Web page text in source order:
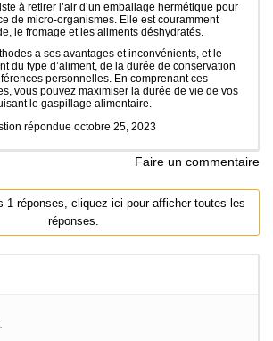
à retirer l’air d’un emballage hermétique pour
de micro-organismes. Elle est couramment
le fromage et les aliments déshydratés.
a ses avantages et inconvénients, et le
du type d’aliment, de la durée de conservation
personnelles. En comprenant ces
vous pouvez maximiser la durée de vie de vos
le gaspillage alimentaire.
répondue octobre 25, 2023
Faire un commentaire
1 réponses, cliquez ici pour afficher toutes les
réponses.